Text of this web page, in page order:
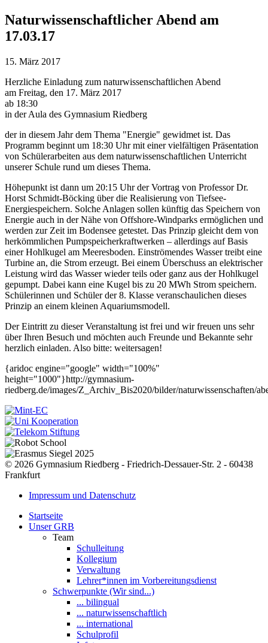
Naturwissenschaftlicher Abend am
17.03.17
15. März 2017
Herzliche Einladung zum naturwissenschaftlichen Abend
am Freitag, den 17. März 2017
ab 18:30
in der Aula des Gymnasium Riedberg
der in diesem Jahr dem Thema "Energie" gewidmet ist. Das
Programm beginnt um 18:30 Uhr mit einer vielfältigen Präsentation
von Schülerarbeiten aus dem naturwissenschaftlichen Unterricht
unserer Schule rund um dieses Thema.
Höhepunkt ist dann um 20:15 Uhr der Vortrag von Professor Dr.
Horst Schmidt-Böcking über die Realisierung von Tiefsee-
Energiespeichern. Solche Anlagen sollen künftig das Speichern von
Energie auch in der Nähe von Offshore-Windparks ermöglichen und
werden zur Zeit im Bodensee getestet. Das Prinzip gleicht dem von
herkömmlichen Pumpspeicherkraftwerken – allerdings auf Basis
einer Hohlkugel am Meeresboden. Einströmendes Wasser treibt eine
Turbine an, die Strom erzeugt. Bei einem Überschuss an elektrischer
Leistung wird das Wasser wieder teils oder ganz aus der Hohlkugel
gepumpt. Dabei kann eine Kugel bis zu 20 MWh Strom speichern.
Schülerinnen und Schüler der 8. Klasse veranschaulichen dieses
Prinzip an einem kleinen Aquariumsmodell.
Der Eintritt zu dieser Veranstaltung ist frei und wir freuen uns sehr
über Ihren Besuch und möchten auch Freunde und Bekannte sehr
herzlich einladen. Also bitte: weitersagen!
{aridoc engine="google" width="100%"
height="1000"}http://gymnasium-
riedberg.de/images/Z_Archiv_Bis2020/bilder/naturwissenschaften/
© 2026 Gymnasium Riedberg - Friedrich-Dessauer-Str. 2 - 60438
Frankfurt
Impressum und Datenschutz
Startseite
Unser GRB
Team
Schulleitung
Kollegium
Verwaltung
Lehrer*innen im Vorbereitungsdienst
Schwerpunkte (Wir sind...)
... bilingual
... naturwissenschaftlich
... international
Schulprofil